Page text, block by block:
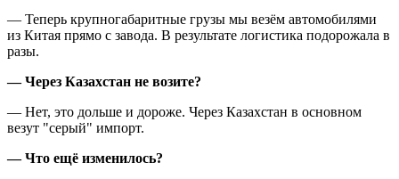
— Теперь крупногабаритные грузы мы везём автомобилями
из Китая прямо с завода. В результате логистика подорожала в
разы.
— Через Казахстан не возите?
— Нет, это дольше и дороже. Через Казахстан в основном
везут "серый" импорт.
— Что ещё изменилось?